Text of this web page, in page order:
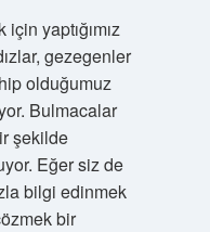
yaptığımız
gezegenler
olduğumuz
Bulmacalar
şekilde
Eğer siz de
bilgi edinmek
bir